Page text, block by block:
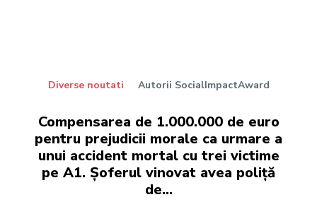
Diverse noutati Autorii SocialImpactAward
Compensarea de 1.000.000 de euro
pentru prejudicii morale ca urmare a
unui accident mortal cu trei victime
pe A1. Șoferul vinovat avea poliță
de...